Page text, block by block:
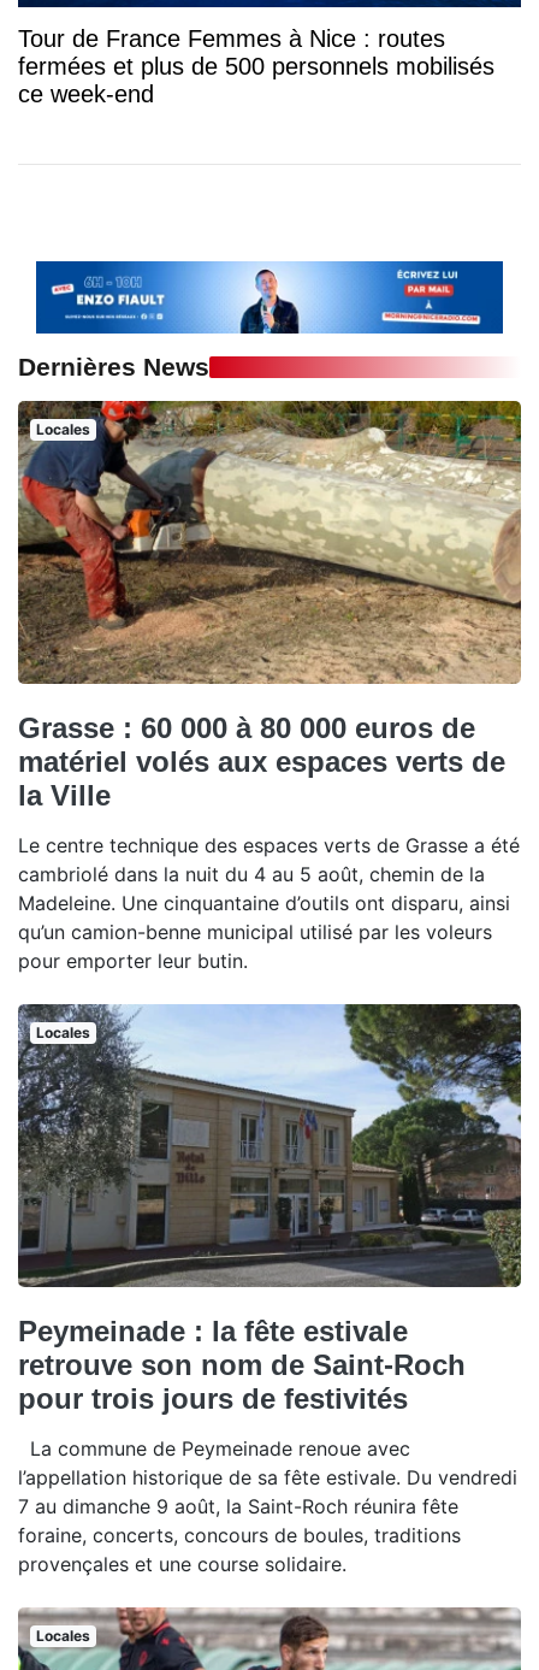
Tour de France Femmes à Nice : routes
fermées et plus de 500 personnels mobilisés
ce week-end
Dernières News
Locales
Grasse : 60 000 à 80 000 euros de
matériel volés aux espaces verts de
la Ville
Le centre technique des espaces verts de Grasse a été
cambriolé dans la nuit du 4 au 5 août, chemin de la
Madeleine. Une cinquantaine d’outils ont disparu, ainsi
qu’un camion-benne municipal utilisé par les voleurs
pour emporter leur butin.
Locales
Peymeinade : la fête estivale
retrouve son nom de Saint-Roch
pour trois jours de festivités
La commune de Peymeinade renoue avec
l’appellation historique de sa fête estivale. Du vendredi
7 au dimanche 9 août, la Saint-Roch réunira fête
foraine, concerts, concours de boules, traditions
provençales et une course solidaire.
Locales